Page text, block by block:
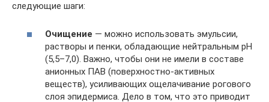
следующие шаги:
Очищение — можно использовать эмульсии,
растворы и пенки, обладающие нейтральным рН
(5,5–7,0). Важно, чтобы они не имели в составе
анионных ПАВ (поверхностно-активных
веществ), усиливающих ощелачивание рогового
слоя эпидермиса. Дело в том, что это приводит